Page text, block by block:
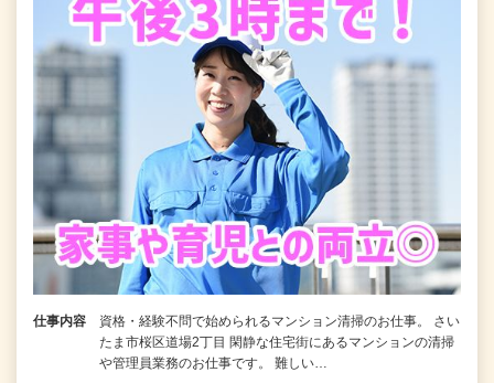
仕事内容
資格・経験不問で始められるマンション清掃のお仕事。 さい
たま市桜区道場2丁目 閑静な住宅街にあるマンションの清掃
や管理員業務のお仕事です。 難しい…